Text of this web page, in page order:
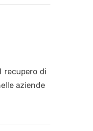
recupero di
aziende